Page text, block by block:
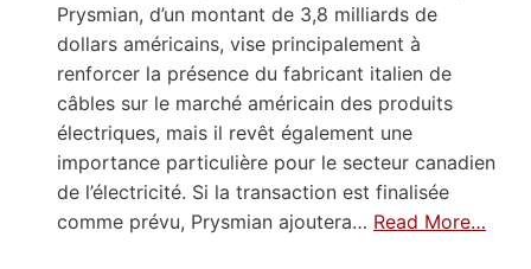
Prysmian, d’un montant de 3,8 milliards de
dollars américains, vise principalement à
renforcer la présence du fabricant italien de
câbles sur le marché américain des produits
électriques, mais il revêt également une
importance particulière pour le secteur canadien
de l’électricité. Si la transaction est finalisée
comme prévu, Prysmian ajoutera… Read More…